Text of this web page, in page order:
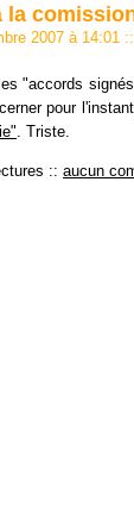
la
2007 à 14:01 ::
"accords
pour
. Triste.
:: aucun